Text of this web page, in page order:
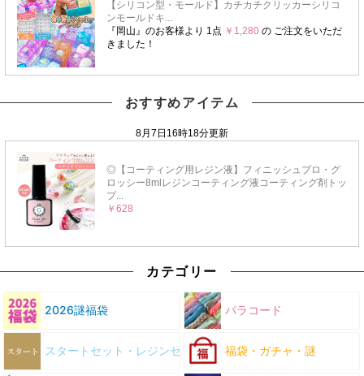
おすすめアイテム
カテゴリー
2026謎福袋 パラコード
スタートセット・レジンセット 福袋・ガチャ・謎